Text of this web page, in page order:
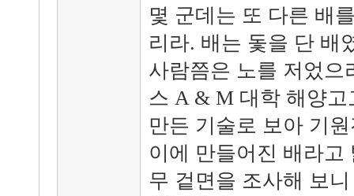
몇 군데는 또 다른 배
리라. 배는 돛을 단 배
사람쯤은 노를 저었으
스 A & M 대학 해양
만든 기술로 보아 기
이에 만들어진 배라고
무 겉면을 조사해 보